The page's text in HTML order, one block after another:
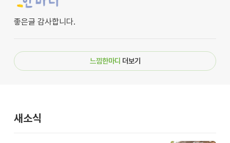
좋은글 감사합니다.
느낌한마디 더보기
새소식